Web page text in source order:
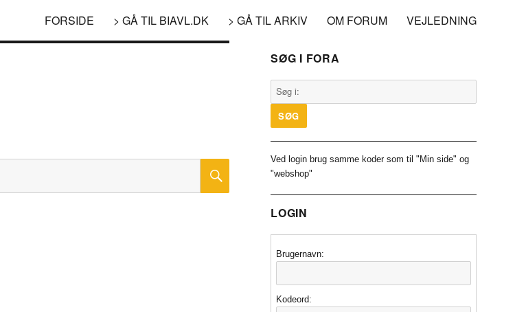
FORSIDE > GÅ TIL BIAVL.DK > GÅ TIL ARKIV OM FORUM VEJLEDNING
SØG I FORA
Ved login brug samme koder som til "Min side" og
"webshop"
LOGIN
Brugernavn:
Kodeord: